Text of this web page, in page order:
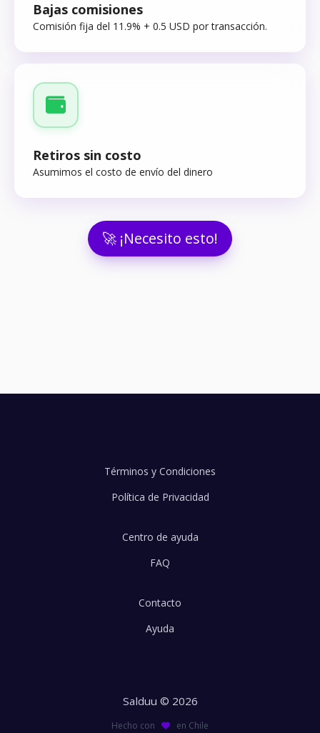
Bajas comisiones
Comisión fija del 11.9% + 0.5 USD por transacción.
Retiros sin costo
Asumimos el costo de envío del dinero
🚀 ¡Necesito esto!
Términos y Condiciones
Política de Privacidad
Centro de ayuda
FAQ
Contacto
Ayuda
Salduu © 2026
Hecho con en Chile